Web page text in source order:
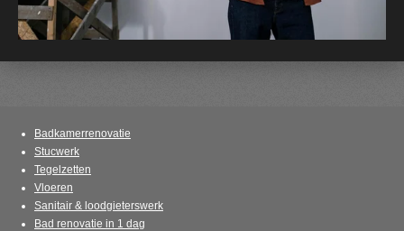
Badkamerrenovatie
Stucwerk
Tegelzetten
Vloeren
Sanitair & loodgieterswerk
Bad renovatie in 1 dag